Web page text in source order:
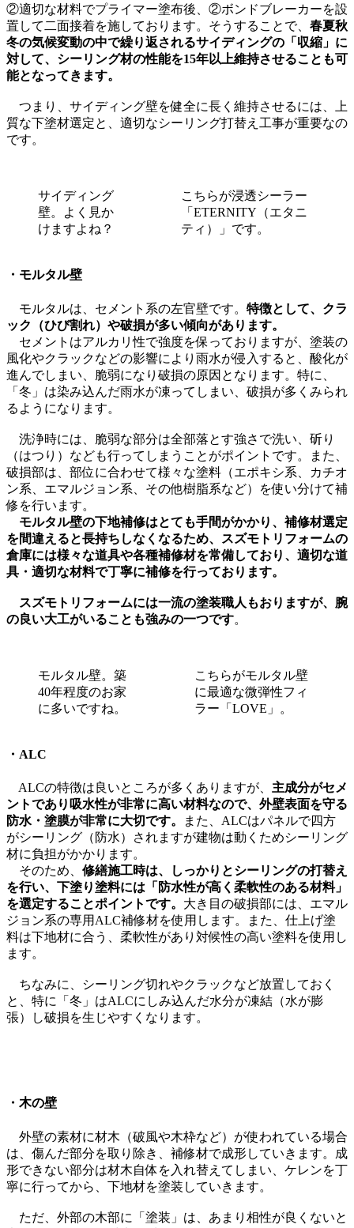
②適切な材料でプライマー塗布後、②ボンドブレーカーを設
置して二面接着を施しております。そうすることで、 春夏秋
冬の気候変動の中で繰り返されるサイディングの「収縮」に
対して、シーリング材の性能を15年以上維持させることも可
能となってきます。
つまり、サイディング壁を健全に長く維持させるには、上
質な下塗材選定と、適切なシーリング打替え工事が重要なの
です。
サイディング
壁。よく見か
けますよね？
こちらが浸透シーラー
「ETERNITY（エタニ
ティ）」です。
・モルタル壁
モルタルは、セメント系の左官壁です。 特徴として、クラ
ック（ひび割れ）や破損が多い傾向があります。
セメントはアルカリ性で強度を保っておりますが、塗装の
風化やクラックなどの影響により雨水が侵入すると、酸化が
進んでしまい、脆弱になり破損の原因となります。特に、
「冬」は染み込んだ雨水が凍ってしまい、破損が多くみられ
るようになります。
洗浄時には、脆弱な部分は全部落とす強さで洗い、斫り
（はつり）なども行ってしまうことがポイントです。また、
破損部は、部位に合わせて様々な塗料（エポキシ系、カチオ
ン系、エマルジョン系、その他樹脂系など）を使い分けて補
修を行います。
モルタル壁の下地補修はとても手間がかかり、補修材選定
を間違えると長持ちしなくなるため、スズモトリフォームの
倉庫には様々な道具や各種補修材を常備しており、適切な道
具・適切な材料で丁寧に補修を行っております。
スズモトリフォームには一流の塗装職人もおりますが、腕
の良い大工がいることも強みの一つです。
モルタル壁。築
40年程度のお家
に多いですね。
こちらがモルタル壁
に最適な微弾性フィ
ラー「LOVE」。
・ALC
ALCの特徴は良いところが多くありますが、 主成分がセメ
ントであり吸水性が非常に高い材料なので、外壁表面を守る
防水・塗膜が非常に大切です。
また、ALCはパネルで四方
がシーリング（防水）されますが建物は動くためシーリング
材に負担がかかります。
そのため、 修繕施工時は、しっかりとシーリングの打替え
を行い、下塗り塗料には「防水性が高く柔軟性のある材料」
を選定することポイントです。 大き目の破損部には、エマル
ジョン系の専用ALC補修材を使用します。また、仕上げ塗
料は下地材に合う、柔軟性があり対候性の高い塗料を使用し
ます。
ちなみに、シーリング切れやクラックなど放置しておく
と、特に「冬」はALCにしみ込んだ水分が凍結（水が膨
張）し破損を生じやすくなります。
・木の壁
外壁の素材に材木（破風や木枠など）が使われている場合
は、傷んだ部分を取り除き、補修材で成形していきます。成
形できない部分は材木自体を入れ替えてしまい、ケレンを丁
寧に行ってから、下地材を塗装していきます。
ただ、外部の木部に「塗装」は、あまり相性が良くないと